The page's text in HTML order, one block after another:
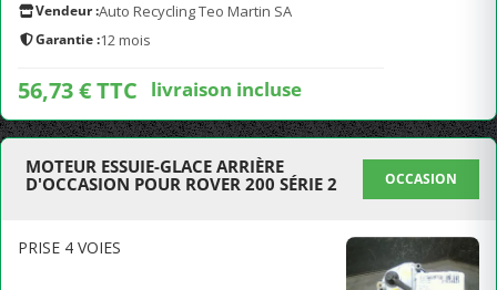
Vendeur :Auto Recycling Teo Martin SA
Garantie :12 mois
56,73 € TTC livraison incluse
MOTEUR ESSUIE-GLACE ARRIÈRE
D'OCCASION POUR ROVER 200 SÉRIE 2
OCCASION
PRISE 4 VOIES